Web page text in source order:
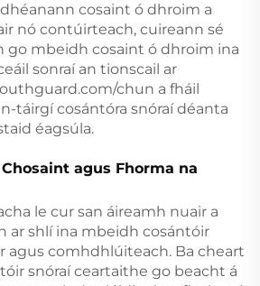
cosaint ó dhroim a
nó contúirteach, cuireann sé
go mbeidh cosaint ó dhroim ina
sonraí an tionscail ar
chun a fháil
táirgí cosántóra snóraí déanta
éagsúla.
agus Fhorma na
le cur san áireamh nuair a
ar shlí ina mbeidh cosántóir
agus comhdhlúiteach. Ba cheart
snóraí ceartaithe go beacht á